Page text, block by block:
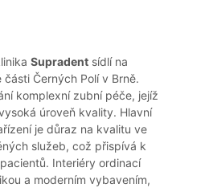
Supradent sídlí na
Černých Polí v Brně.
komplexní zubní péče, jejíž
úroveň kvality. Hlavní
je důraz na kvalitu ve
služeb, což přispívá k
Interiéry ordinací
a moderním vybavením,